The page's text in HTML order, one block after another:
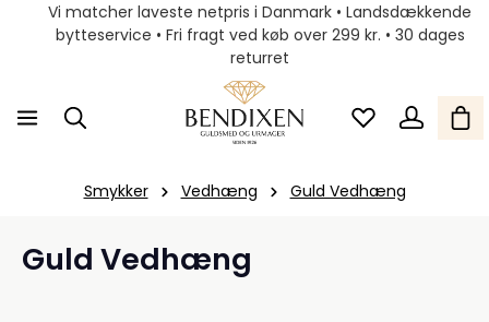
Vi matcher laveste netpris i Danmark • Landsdækkende
bytteservice • Fri fragt ved køb over 299 kr. • 30 dages
returret
Smykker Vedhæng Guld Vedhæng
Guld Vedhæng